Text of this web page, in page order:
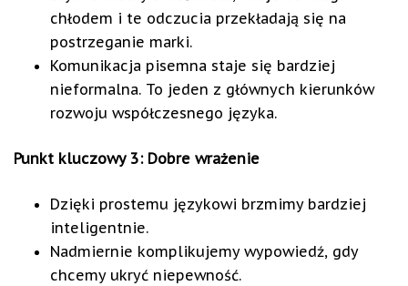
chłodem i te odczucia przekładają się na
postrzeganie marki.
Komunikacja pisemna staje się bardziej
nieformalna. To jeden z głównych kierunków
rozwoju współczesnego języka.
Punkt kluczowy 3: Dobre wrażenie
Dzięki prostemu językowi brzmimy bardziej
inteligentnie.
Nadmiernie komplikujemy wypowiedź, gdy
chcemy ukryć niepewność.